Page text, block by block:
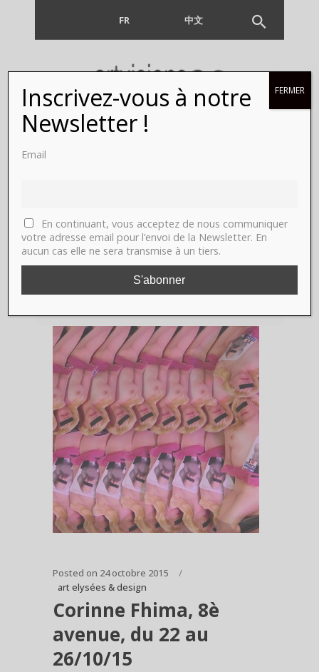
FR 中文
Corinne
avenue, du
22 au
26/10/15
Posted on 24 octobre 2015
art elysées & design
Corinne Fhima, 8è
avenue, du 22 au
26/10/15
Inscrivez-vous à notre
Newsletter !
Email
En continuant, vous acceptez de nous communiquer
votre adresse email pour l’envoi de la Newsletter. En
aucun cas elle ne sera transmise à un tiers.
FERMER